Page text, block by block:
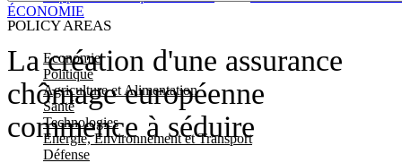
POLICY AREAS
Economie
Politique
Agriculture et Alimentation
Santé
Technologies
Energie, Environnement et Transport
Défense
La création d'une assurance
chômage européenne
commence à séduire
ÉCONOMIE